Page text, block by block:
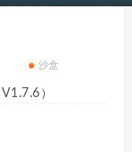
沙盒
）